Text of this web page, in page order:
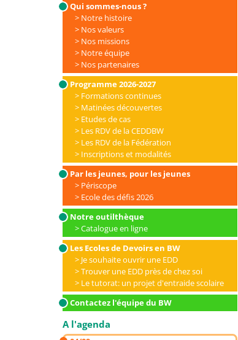
Qui sommes-nous ?
Notre histoire
Nos valeurs
Nos missions
Notre équipe
Nos partenaires
Programme 2026-2027
Formations continues
Matinées découvertes
Etudes de cas
Les RDV de la CEDDBW
Les RDV de la Fédération
Inscriptions et modalités
Par les jeunes, pour les jeunes
Périscope
Ecole des défis 2026
Notre outilthèque
Catalogue en ligne
Les Ecoles de Devoirs en BW
Je souhaite ouvrir une EDD
Trouver une EDD près de chez soi
Le tutorat: un projet d'entraide scolaire
Contactez l'équipe du BW
A l'agenda